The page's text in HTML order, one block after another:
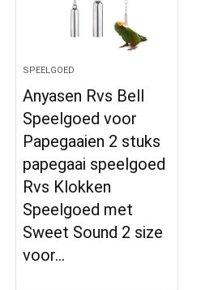
SPEELGOED
Anyasen Rvs Bell
Speelgoed voor
Papegaaien 2 stuks
papegaai speelgoed
Rvs Klokken
Speelgoed met
Sweet Sound 2 size
voor…